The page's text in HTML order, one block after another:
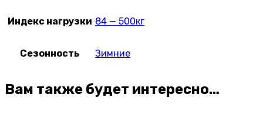
Индекс нагрузки 84 — 500кг
Сезонность Зимние
Вам также будет интересно…